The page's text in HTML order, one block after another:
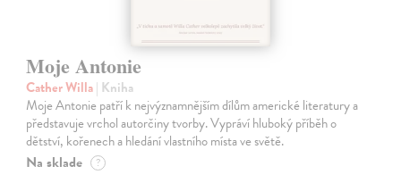
Moje Antonie
Cather Willa| Kniha
Moje Antonie patří k nejvýznamnějším dílům americké literatury a
představuje vrchol autorčiny tvorby. Vypráví hluboký příběh o
dětství, kořenech a hledání vlastního místa ve světě.
Na sklade ?